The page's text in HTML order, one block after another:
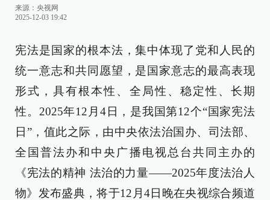
来源： 央视网
2025-12-03 19:42
宪法是国家的根本法，集中体现了党和人民的
统一意志和共同愿望，是国家意志的最高表现
形式，具有根本性、全局性、稳定性、长期
性。2025年12月4日，是我国第12个“国家宪法
日”，值此之际，由中央依法治国办、司法部、
全国普法办和中央广播电视总台共同主办的
《宪法的精神 法治的力量——2025年度法治人
物》发布盛典，将于12月4日晚在央视综合频道